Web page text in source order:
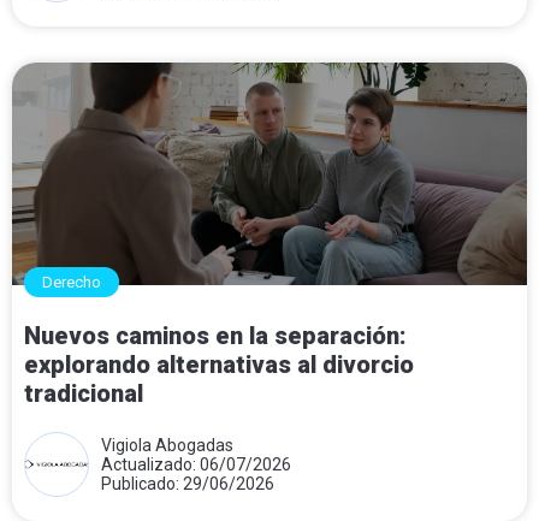
Derecho
Nuevos caminos en la separación:
explorando alternativas al divorcio
tradicional
Vigiola Abogadas
Actualizado: 06/07/2026
Publicado: 29/06/2026